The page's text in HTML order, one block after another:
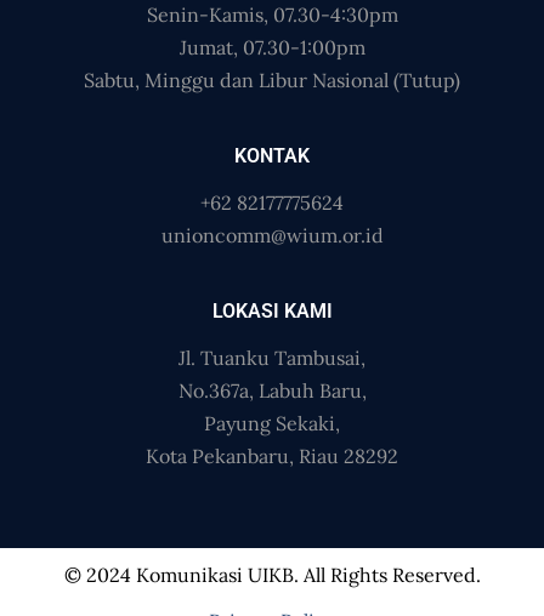
Senin-Kamis, 07.30-4:30pm
Jumat, 07.30-1:00pm
Sabtu, Minggu dan Libur Nasional (Tutup)
KONTAK
+62 82177775624
unioncomm@wium.or.id
LOKASI KAMI
Jl. Tuanku Tambusai,
No.367a, Labuh Baru,
Payung Sekaki,
Kota Pekanbaru, Riau 28292
© 2024 Komunikasi UIKB. All Rights Reserved.